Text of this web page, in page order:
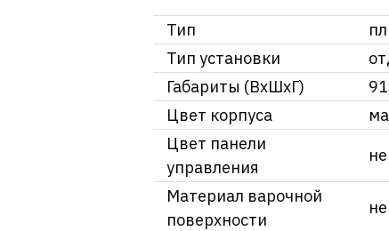
Тип
Тип установки
Габариты (ВхШхГ)
Цвет корпуса
Цвет панели
управления
Материал варочной
поверхности